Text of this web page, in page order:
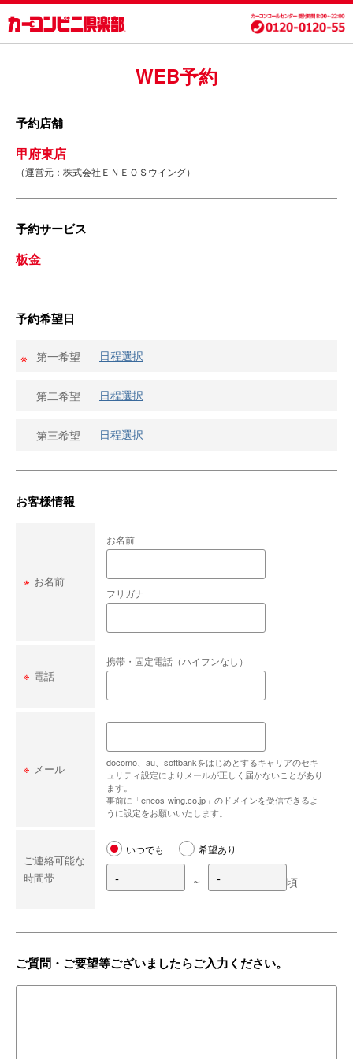
WEB予約
予約店舗
甲府東店
（運営元：株式会社ＥＮＥＯＳウイング）
予約サービス
板金
予約希望日
※ 第一希望 日程選択
第二希望 日程選択
第三希望 日程選択
お客様情報
※ お名前
お名前
フリガナ
※ 電話
携帯・固定電話（ハイフンなし）
※ メール
docomo、au、softbankをはじめとするキャリアのセキ
ュリティ設定によりメールが正しく届かないことがあり
ます。
事前に「eneos-wing.co.jp」のドメインを受信できるよ
うに設定をお願いいたします。
ご連絡可能な
時間帯
いつでも 希望あり
~ 頃
ご質問・ご要望等ございましたらご入力ください。